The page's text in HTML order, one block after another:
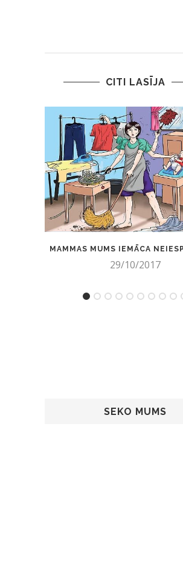
CITI LASĪJA
MAMMAS MUMS IEMĀCA
29/10/2017
SEKO MUMS